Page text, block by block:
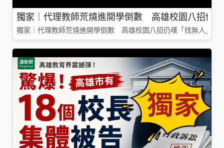
獨家｜代理教師荒燒進開學倒數 高雄校園八招仍
獨家｜代理教師荒燒進開學倒數 高雄校園八招仍嘆「找無人」